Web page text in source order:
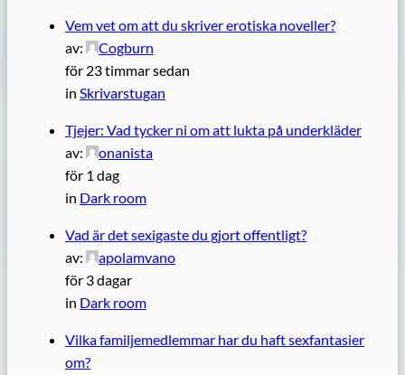
Vem vet om att du skriver erotiska noveller?
av:
Cogburn
för 23 timmar sedan
in Skrivarstugan
Tjejer: Vad tycker ni om att lukta på underkläder
av:
onanista
för 1 dag
in Dark room
Vad är det sexigaste du gjort offentligt?
av:
apolamvano
för 3 dagar
in Dark room
Vilka familjemedlemmar har du haft sexfantasier
om?